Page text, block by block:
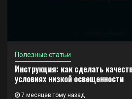
Полезные статьи
Инструкция: как сделать
условиях низкой освещенности
7 месяцев тому назад